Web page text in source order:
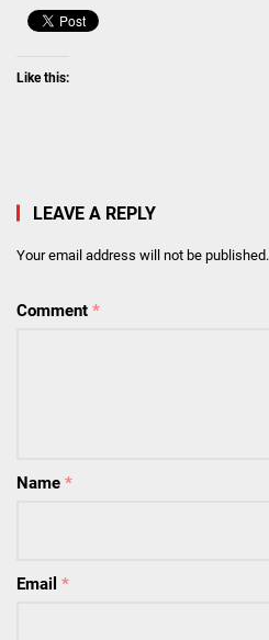
Like this:
LEAVE A REPLY
Your email address will not be published.
Comment *
Name *
Email *